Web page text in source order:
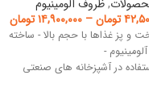
,ظروف آلومینیوم
تومان – ۱۴,۹۰۰,۰۰۰ تومان
و پز غذاها با حجم بالا - ساخته
-
در آشپزخانه های صنعتی